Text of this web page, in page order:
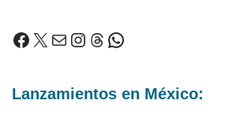
Lanzamientos en México: